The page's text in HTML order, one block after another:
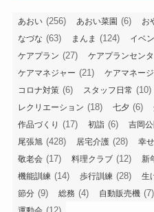
あおい (256) あおい菜園 (6) お
なづな (63) まんま (124) イベ
ケアプラン (27) ケアプランセン
ケアマネジャー (21) ケアマネー
コロナ対策 (6) スタッフ日常 (10)
レクリエーション (18) 七夕 (6)
作品づくり (17) 初詣 (6) 吉岡
尾張旭 (428) 居宅介護 (28) 幸
敬老会 (17) 料理クラブ (12) 新
機能訓練 (14) 歩行訓練 (28) 生
節分 (9) 総務 (4) 自動販売機 (7)